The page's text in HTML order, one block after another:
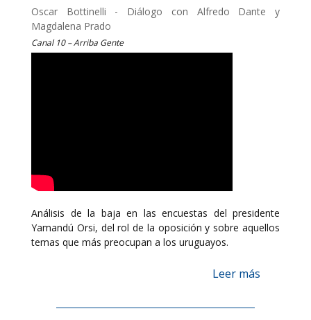
Oscar Bottinelli - Diálogo con Alfredo Dante y
Magdalena Prado
Canal 10 – Arriba Gente
Análisis de la baja en las encuestas del presidente
Yamandú Orsi, del rol de la oposición y sobre aquellos
temas que más preocupan a los uruguayos.
Leer más